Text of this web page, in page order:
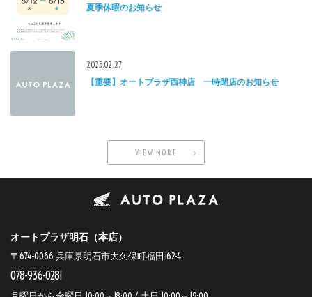
夏季休暇のお知らせ
2025.02.27
【重要】オートプラザ西神店 一時閉店のお知らせ
VIEW MORE
オートプラザ明石（本店）
〒674-0066 兵庫県明石市大久保町福田162-4
078-936-0281